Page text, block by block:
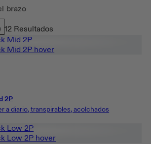
brazo
12 Resultados
2P
a diario, transpirables, acolchados